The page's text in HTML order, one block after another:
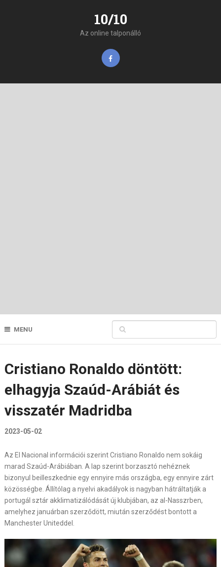
10/10
Az online talponálló
MENU
Cristiano Ronaldo döntött:
elhagyja Szaúd-Arábiát és
visszatér Madridba
2023-05-02
Az El Nacional információi szerint Cristiano Ronaldo nem sokáig
marad Szaúd-Arábiában. A lap szerint borzasztó nehéznek
bizonyul beilleszkednie egy ennyire más országba, egy ennyire zárt
közösségbe. Állítólag a nyelvi akadályok is nagyban hátráltatják a
portugál sztár akklimatizálódását új klubjában, az al-Nasszrben,
amelyhez januárban szerződött, miután szerződést bontott a
Manchester Uniteddel.